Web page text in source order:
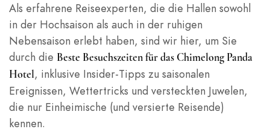
Als erfahrene Reiseexperten, die die Hallen sowohl
in der Hochsaison als auch in der ruhigen
Nebensaison erlebt haben, sind wir hier, um Sie
durch die Beste Besuchszeiten für das Chimelong Panda
Hotel, inklusive Insider-Tipps zu saisonalen
Ereignissen, Wettertricks und versteckten Juwelen,
die nur Einheimische (und versierte Reisende)
kennen.